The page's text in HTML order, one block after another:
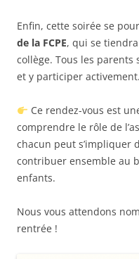
Enfin, cette soirée se
de la FCPE, qui se
collège. Tous les
et y participer activement.
Ce rendez-vous est
comprendre le rôle de
chacun peut s’impliquer
contribuer ensemble au
enfants.
Nous vous attendons
rentrée !